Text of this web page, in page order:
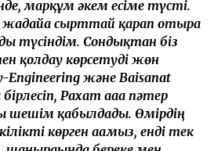
марқұм әкем есіме түсті.
сырттай қарап отыра
түсіндім. Сондықтан біз
қолдау көрсетуді жөн
Engineering және Baisanat
Рахат ағаға пәтер
шешім қабылдады. Өмірдің
көрген ағамыз, енді тек